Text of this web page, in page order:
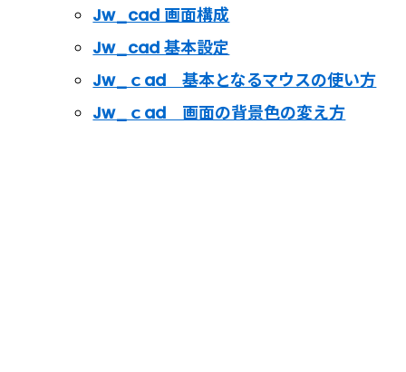
Jw_cad 画面構成
Jw_cad 基本設定
Jw_ｃad 基本となるマウスの使い方
Jw_ｃad 画面の背景色の変え方